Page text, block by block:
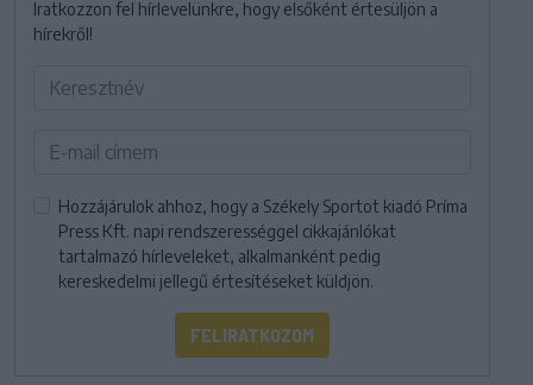
Iratkozzon fel hírlevelünkre, hogy elsőként értesüljön a
hírekről!
Hozzájárulok ahhoz, hogy a Székely Sportot kiadó Príma
Press Kft. napi rendszerességgel cikkajánlókat
tartalmazó hírleveleket, alkalmanként pedig
kereskedelmi jellegű értesítéseket küldjön.
FELIRATKOZOM